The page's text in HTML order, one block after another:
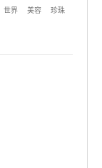
世界 美容
珍珠